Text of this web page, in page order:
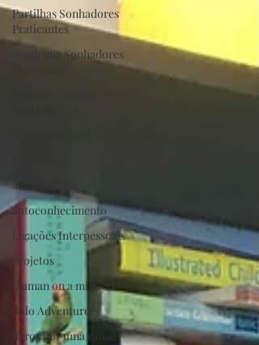
Partilhas Sonhadores
Praticantes
Academia Sonhadores
autorrealização
autoconhecimento
Ligações Interpessoais
Projetos
Human on a mission
Solo Adventurers
livros por uma causa